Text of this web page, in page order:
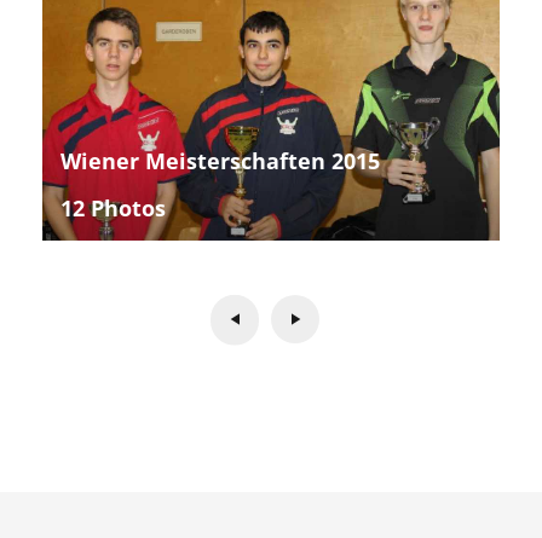
Wiener Meisterschaften 2015
12 Photos